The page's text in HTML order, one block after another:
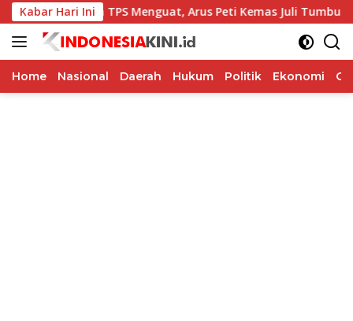
Langsung
ke
konten
Kabar Hari Ini
Kinerja TPS Menguat, Arus Peti Kemas Juli Tumbuh 11,79
Home Nasional Daerah Hukum Politik Ekonomi